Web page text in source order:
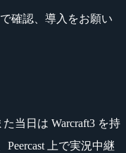
確認、導入をお願い
当日は Warcraft3 を持
上で実況中継